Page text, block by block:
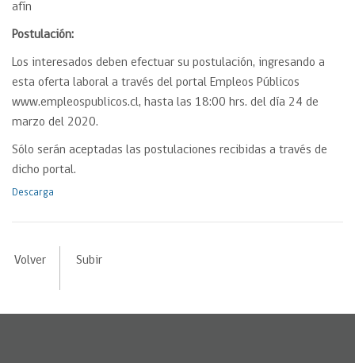
afín
Postulación:
Los interesados deben efectuar su postulación, ingresando a
esta oferta laboral a través del portal Empleos Públicos
www.empleospublicos.cl, hasta las 18:00 hrs. del día 24 de
marzo del 2020.
Sólo serán aceptadas las postulaciones recibidas a través de
dicho portal.
Descarga
Volver Subir